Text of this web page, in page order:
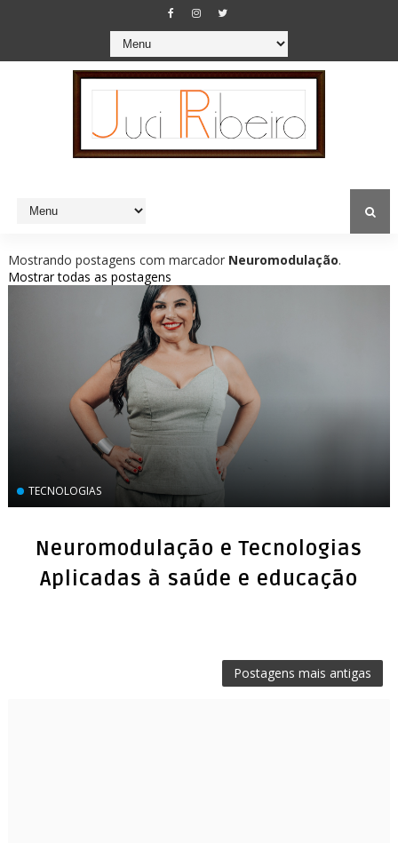
Mostrando postagens com marcador Neuromodulação.
Mostrar todas as postagens
TECNOLOGIAS
Neuromodulação e Tecnologias
Aplicadas à saúde e educação
Postagens mais antigas